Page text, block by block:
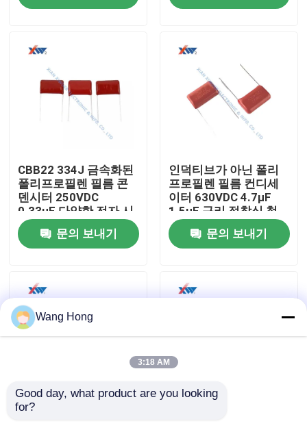
제품
우리에 대하여
공장 여행
품질 관리
연락주세요
인용문을 요구하세요
CBB22 334J 금속화된
폴리프로필렌 필름 콘
덴시터 250VDC
0.33μF 다양한 전자 시
스템
문의 보내기
인덕티브가 아닌 폴리
프로필렌 필름 컨디세
이터 630VDC 4.7μF
1.5μF 구리 접착식 철
강 납
문의 보내기
폴리프로필렌 필름 콘
Wang Hong
3:18 AM
Good day, what product are you looking
for?